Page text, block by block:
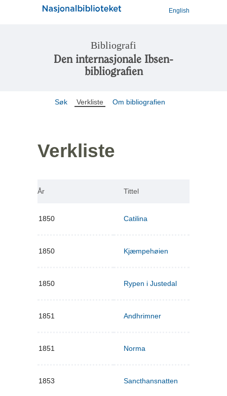
English
Bibliografi
Den internasjonale Ibsen-
bibliografien
Søk Verkliste Om bibliografien
Verkliste
År Tittel
1850 Catilina
1850 Kjæmpehøien
1850 Rypen i Justedal
1851 Andhrimner
1851 Norma
1853 Sancthansnatten